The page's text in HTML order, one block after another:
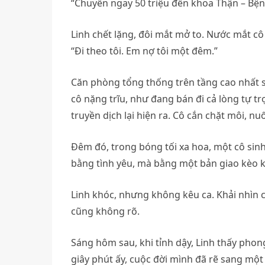
“Chuyển ngay 50 triệu đến khoa Thận –
Linh chết lặng, đôi mắt mở to. Nước mắt
“Đi theo tôi. Em nợ tôi một đêm.”
Căn phòng tổng thống trên tầng cao nhất
cô nặng trĩu, như đang bán đi cả lòng tự
truyền dịch lại hiện ra. Cô cắn chặt môi,
Đêm đó, trong bóng tối xa hoa, một cô
bằng tình yêu, mà bằng một bản giao kèo
Linh khóc, nhưng không kêu ca. Khải
cũng không rõ.
Sáng hôm sau, khi tỉnh dậy, Linh thấy
giây phút ấy, cuộc đời mình đã rẽ sang